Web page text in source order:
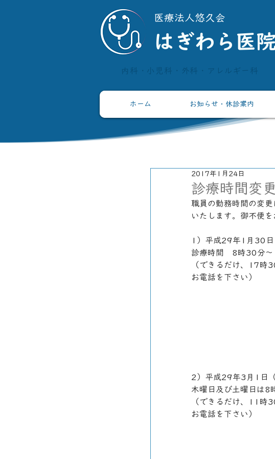
はぎわら医
​医療法人悠久会
内科・小児科・外科・アレルギー科
ホーム お知らせ・休診案内
診療時間変
2017年1月24日
職員の勤務時間の変
いたします。御不便
1）平成29年1月30
診療時間　8時30分
（できるだけ、17時
お電話を下さい）
2）平成29年3月1日
木曜日及び土曜日は8
（できるだけ、11時
お電話を下さい）